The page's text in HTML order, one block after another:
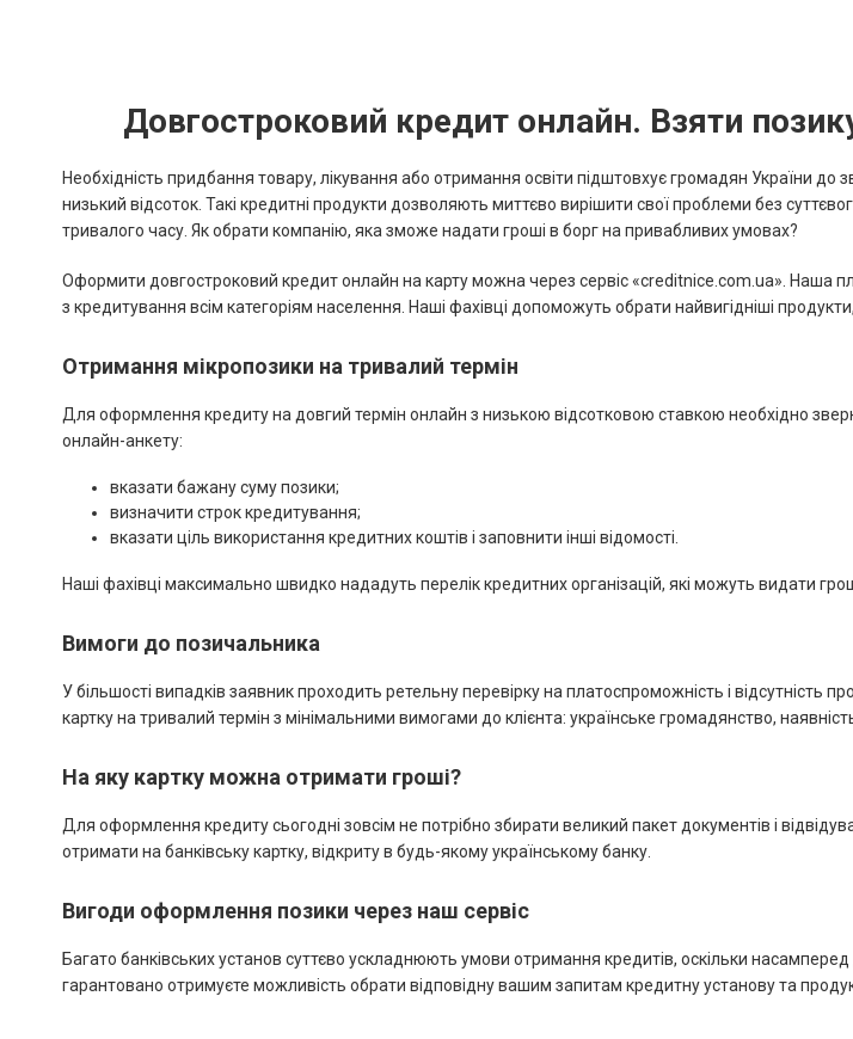
Довгостроковий кредит онлайн. Взяти
Необхідність придбання товару, лікування або отримання освіти підштовхує громадян України
низький відсоток. Такі кредитні продукти дозволяють миттєво вирішити свої проблеми без
тривалого часу. Як обрати компанію, яка зможе надати гроші в борг на привабливих умовах?
Оформити довгостроковий кредит онлайн на карту можна через сервіс «creditnice.com.ua». Наша
з кредитування всім категоріям населення. Наші фахівці допоможуть обрати найвигідніші
Отримання мікропозики на тривалий термін
Для оформлення кредиту на довгий термін онлайн з низькою відсотковою ставкою необхідно
онлайн-анкету:
вказати бажану суму позики;
визначити строк кредитування;
вказати ціль використання кредитних коштів і заповнити інші відомості.
Наші фахівці максимально швидко нададуть перелік кредитних організацій, які можуть видати
Вимоги до позичальника
У більшості випадків заявник проходить ретельну перевірку на платоспроможність і
картку на тривалий термін з мінімальними вимогами до клієнта: українське громадянство,
На яку картку можна отримати гроші?
Для оформлення кредиту сьогодні зовсім не потрібно збирати великий пакет документів і
отримати на банківську картку, відкриту в будь-якому українському банку.
Вигоди оформлення позики через наш сервіс
Багато банківських установ суттєво ускладнюють умови отримання кредитів, оскільки
гарантовано отримуєте можливість обрати відповідну вашим запитам кредитну установу та